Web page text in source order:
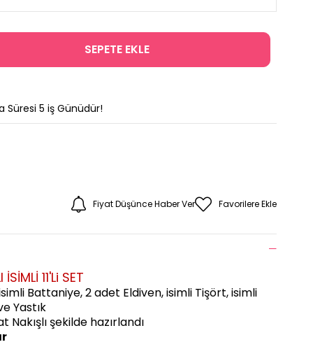
Süresi 5 iş Günüdür!
Favorilere Ekle
Fiyat Düşünce Haber Ver
11'Li SET
Battaniye,2 adet Eldiven, isimli Tişört, isimli
Yastık
Nakışlışekilde hazırlandı